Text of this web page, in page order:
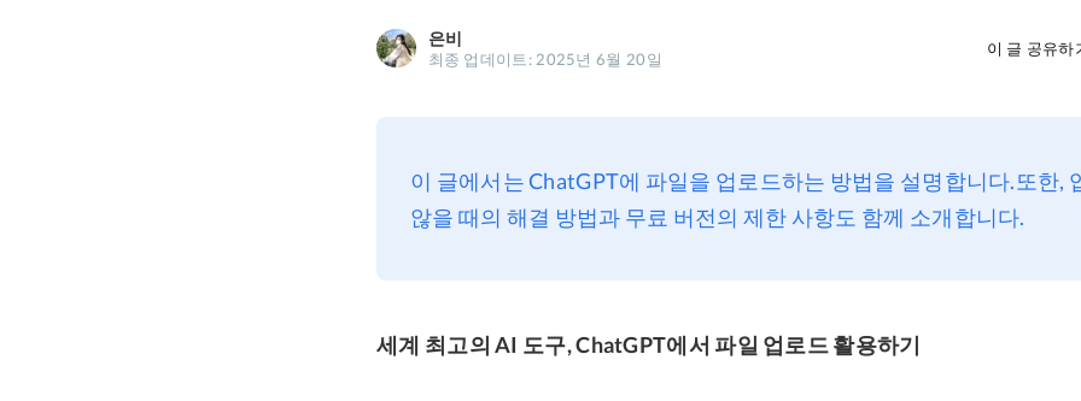
은비
최종 업데이트: 2025년 6월 20일
이 글 공유하
이 글에서는 ChatGPT에 파일을 업로드하는 방법을 설명합니다.또한,
않을 때의 해결 방법과 무료 버전의 제한 사항도 함께 소개합니다.
세계 최고의 AI 도구, ChatGPT에서 파일 업로드 활용하기